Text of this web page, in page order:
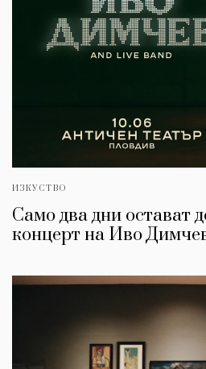
ИЗКУСТВО
Само два дни остават
концерт на Иво